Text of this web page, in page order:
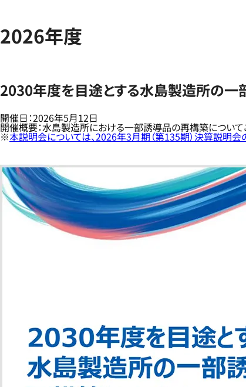
2026年度
2030年度を目途とする水島製造所の
開催日：2026年5月12日
開催概要：水島製造所における一部誘導品の再構築について
※本説明会については、2026年3月期（第135期）決算説明会